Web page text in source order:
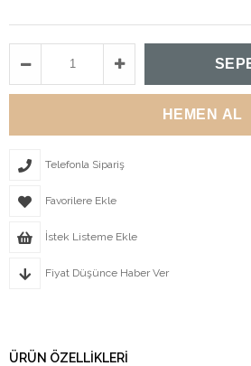
Telefonla Sipariş
Favorilere Ekle
İstek Listeme Ekle
Fiyat Düşünce Haber Ver
ÜRÜN ÖZELLIKLERI